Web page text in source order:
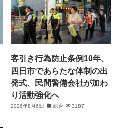
客引き行為防止条例10年、
四日市であらたな体制の出
発式、民間警備会社が加わ
り活動強化へ
2026年8月6日 総合 3187